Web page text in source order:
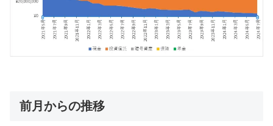
前月からの推移